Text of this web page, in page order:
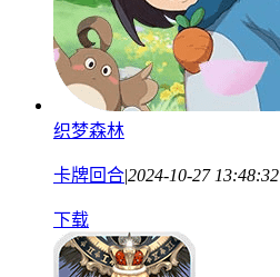
织梦森林
卡牌回合|2024-10-27 13:48:32
下载